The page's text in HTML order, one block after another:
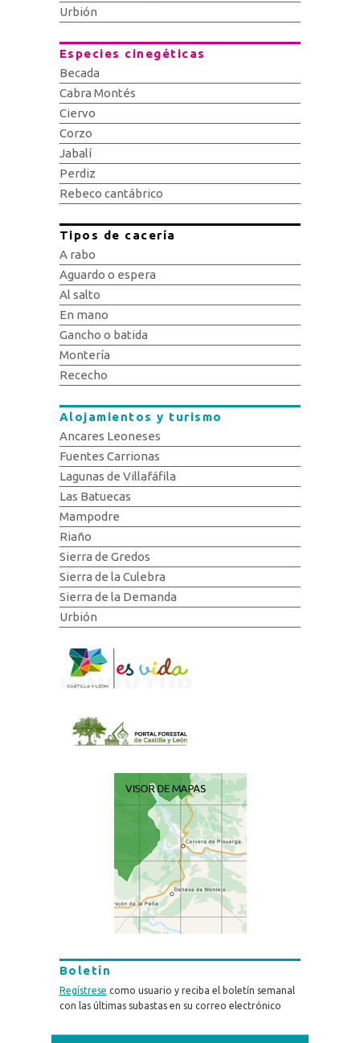
Urbión
Especies cinegéticas
Becada
Cabra Montés
Ciervo
Corzo
Jabalí
Perdiz
Rebeco cantábrico
Tipos de cacería
A rabo
Aguardo o espera
Al salto
En mano
Gancho o batida
Montería
Rececho
Alojamientos y turismo
Ancares Leoneses
Fuentes Carrionas
Lagunas de Villafáfila
Las Batuecas
Mampodre
Riaño
Sierra de Gredos
Sierra de la Culebra
Sierra de la Demanda
Urbión
Boletín
Regístrese como usuario y reciba el boletín semanal
con las últimas subastas en su correo electrónico